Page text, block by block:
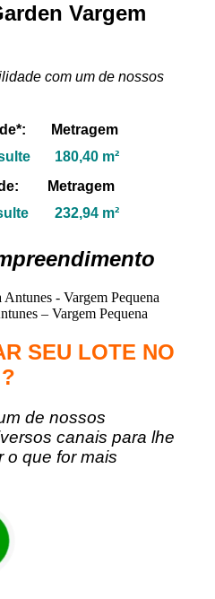
Vargem
com um de nossos
Metragem
180,40 m²
Metragem
232,94 m²
– Vargem Pequena
SEU LOTE NO
de nossos
canais para lhe
o que for mais